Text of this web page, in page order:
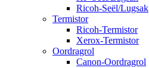
Ricoh-Seël/Lugsak
Termistor
Ricoh-Termistor
Xerox-Termistor
Oordragrol
Canon-Oordragrol